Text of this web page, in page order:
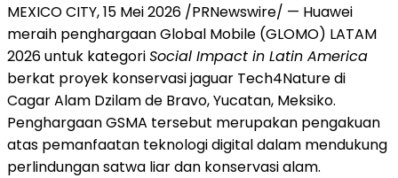
MEXICO CITY, 15 Mei 2026 /PRNewswire/ — Huawei
meraih penghargaan Global Mobile (GLOMO) LATAM
2026 untuk kategoriSocial Impact in Latin America
berkat proyek konservasi jaguar Tech4Nature di
Cagar Alam Dzilam de Bravo, Yucatan, Meksiko.
Penghargaan GSMA tersebut merupakan pengakuan
atas pemanfaatan teknologi digital dalam mendukung
perlindungan satwa liar dan konservasi alam.